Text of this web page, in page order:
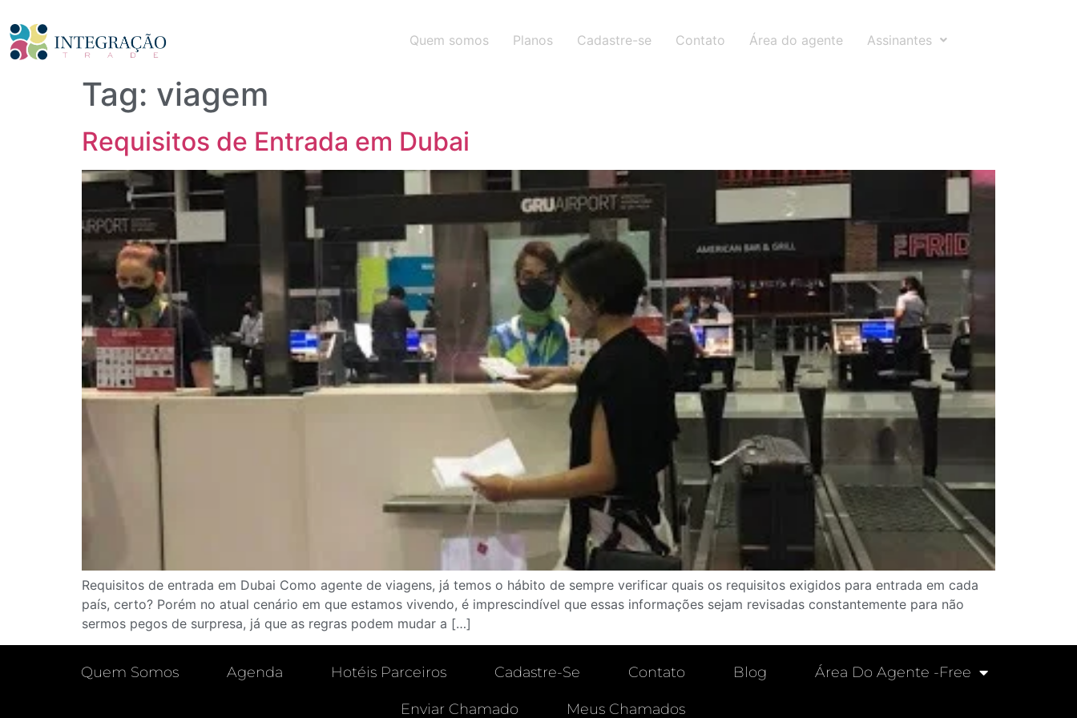
Quem somos Planos Cadastre-se Contato Área do agente Assinantes
Tag: viagem
Requisitos de Entrada em Dubai
Requisitos de entrada em Dubai Como agente de viagens, já temos o hábito de sempre verificar quais os requisitos exigidos para entrada em cada
país, certo? Porém no atual cenário em que estamos vivendo, é imprescindível que essas informações sejam revisadas constantemente para não
sermos pegos de surpresa, já que as regras podem mudar a […]
Quem Somos Agenda Hotéis Parceiros Cadastre-Se Contato Blog Área Do Agente -free
Enviar Chamado Meus Chamados